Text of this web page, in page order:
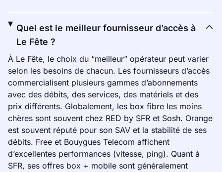
Quel est le meilleur fournisseur d’accès à
Le Fête ?
À Le Fête, le choix du “meilleur” opérateur peut varier
selon les besoins de chacun. Les fournisseurs d’accès
commercialisent plusieurs gammes d’abonnements
avec des débits, des services, des matériels et des
prix différents. Globalement, les box fibre les moins
chères sont souvent chez RED by SFR et Sosh. Orange
est souvent réputé pour son SAV et la stabilité de ses
débits. Free et Bouygues Telecom affichent
d’excellentes performances (vitesse, ping). Quant à
SFR, ses offres box + mobile sont généralement